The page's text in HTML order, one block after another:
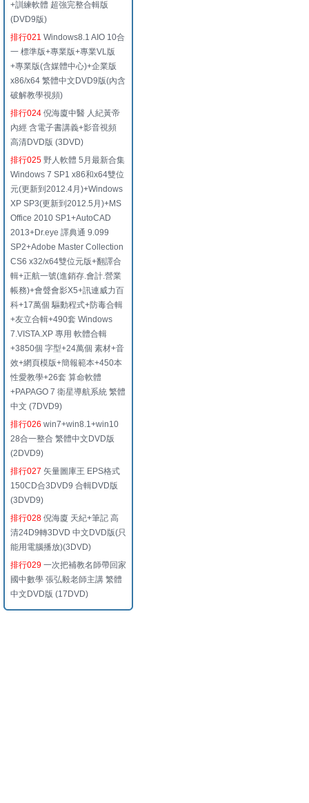
+訓練軟體 超強完整合輯版
(DVD9版)
排行021 Windows8.1 AIO 10合
一 標準版+專業版+專業VL版
+專業版(含媒體中心)+企業版
x86/x64 繁體中文DVD9版(內含
破解教學視頻)
排行024 倪海廈中醫 人紀黃帝
內經 含電子書講義+影音視頻
高清DVD版 (3DVD)
排行025 野人軟體 5月最新合集
Windows 7 SP1 x86和x64雙位
元(更新到2012.4月)+Windows
XP SP3(更新到2012.5月)+MS
Office 2010 SP1+AutoCAD
2013+Dr.eye 譯典通 9.099
SP2+Adobe Master Collection
CS6 x32/x64雙位元版+翻譯合
輯+正航一號(進銷存.會計.營業
帳務)+會聲會影X5+訊連威力百
科+17萬個 驅動程式+防毒合輯
+友立合輯+490套 Windows
7.VISTA.XP 專用 軟體合輯
+3850個 字型+24萬個 素材+音
效+網頁模版+簡報範本+450本
性愛教學+26套 算命軟體
+PAPAGO 7 衛星導航系統 繁體
中文 (7DVD9)
排行026 win7+win8.1+win10
28合一整合 繁體中文DVD版
(2DVD9)
排行027 矢量圖庫王 EPS格式
150CD合3DVD9 合輯DVD版
(3DVD9)
排行028 倪海廈 天紀+筆記 高
清24D9轉3DVD 中文DVD版(只
能用電腦播放)(3DVD)
排行029 一次把補教名師帶回家
國中數學 張弘毅老師主講 繁體
中文DVD版 (17DVD)